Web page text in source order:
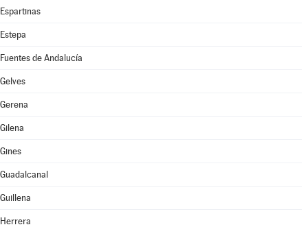
Espartinas
Estepa
Fuentes de Andalucía
Gelves
Gerena
Gilena
Gines
Guadalcanal
Guillena
Herrera